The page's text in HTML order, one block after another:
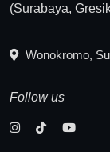
(Surabaya,
Wonokromo,
Follow us